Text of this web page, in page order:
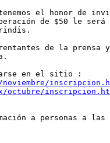
el honor de
de $50 le
de la prensa
octubre/
a personas a las